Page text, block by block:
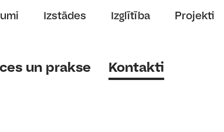
Izstādes Izglītība Projekti
un prakse Kontakti